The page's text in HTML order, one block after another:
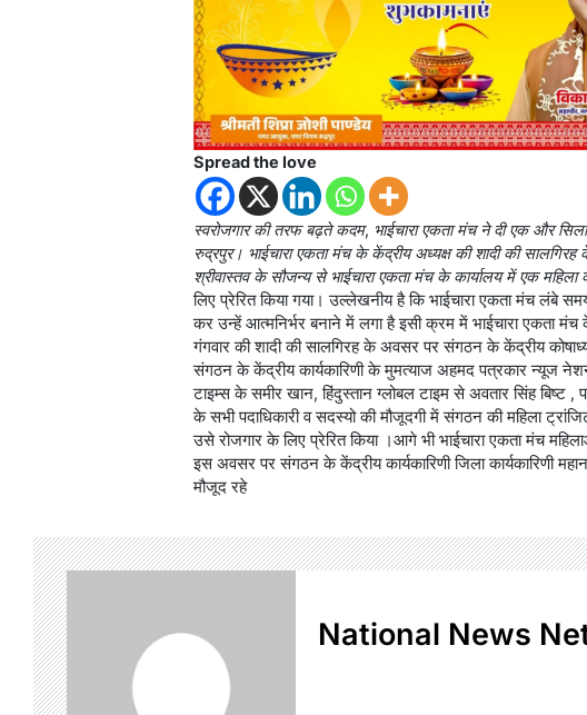
Spread the love
स्वरोजगार की तरफ बढ़ते कदम, भाईचारा एकता मंच ने दी एक और
रुद्रपुर। भाईचारा एकता मंच के केंद्रीय अध्यक्ष की शादी की सालगिरह
श्रीवास्तव के सौजन्य से भाईचारा एकता मंच के कार्यालय में एक महिला
लिए प्रेरित किया गया। उल्लेखनीय है कि भाईचारा एकता मंच लंबे
कर उन्हें आत्मनिर्भर बनाने में लगा है इसी क्रम में भाईचारा एकता
गंगवार की शादी की सालगिरह के अवसर पर संगठन के केंद्रीय
संगठन के केंद्रीय कार्यकारिणी के मुमत्याज अहमद पत्रकार
टाइम्स के समीर खान, हिंदुस्तान ग्लोबल टाइम से अवतार सिंह बिष्ट
के सभी पदाधिकारी व सदस्यो की मौजूदगी में संगठन की महिला
उसे रोजगार के लिए प्रेरित किया ।आगे भी भाईचारा एकता मंच
इस अवसर पर संगठन के केंद्रीय कार्यकारिणी जिला कार्यकारिणी
मौजूद रहे
National News